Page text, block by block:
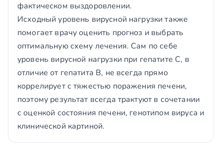
фактическом выздоровлении.
Исходный уровень вирусной нагрузки также
помогает врачу оценить прогноз и выбрать
оптимальную схему лечения. Сам по себе
уровень вирусной нагрузки при гепатите С, в
отличие от гепатита В, не всегда прямо
коррелирует с тяжестью поражения печени,
поэтому результат всегда трактуют в сочетании
с оценкой состояния печени, генотипом вируса и
клинической картиной.